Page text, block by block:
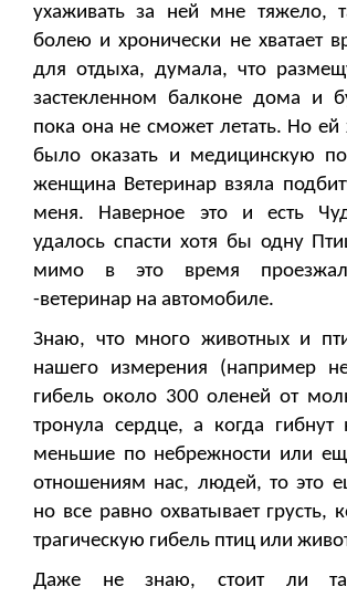
ухаживать за ней мне тяжело,
болею и хронически не хватает
для отдыха, думала, что
застекленном балконе дома и
пока она не сможет летать. Но
было оказать и медицинскую
женщина Ветеринар взяла
меня. Наверное это и есть
удалось спасти хотя бы одну
мимо в это время
-ветеринар на автомобиле.
Знаю, что много животных и
нашего измерения (например
гибель около 300 оленей от
тронула сердце, а когда гибнут
меньшие по небрежности или
отношениям нас, людей, то это
но все равно охватывает грусть,
трагическую гибель птиц или
Даже не знаю, стоит ли